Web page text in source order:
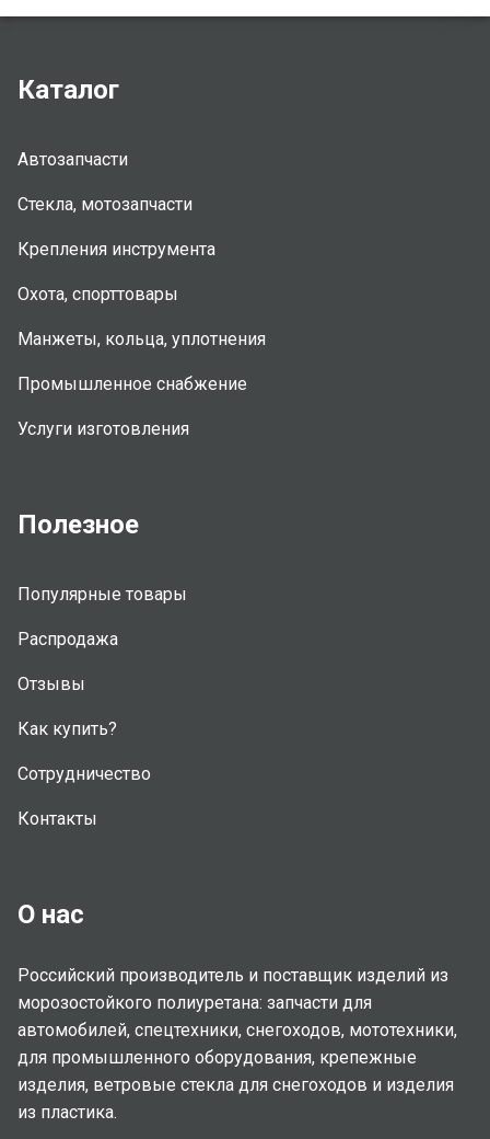
Каталог
Автозапчасти
Стекла, мотозапчасти
Крепления инструмента
Охота, спорттовары
Манжеты, кольца, уплотнения
Промышленное снабжение
Услуги изготовления
Полезное
Популярные товары
Распродажа
Отзывы
Как купить?
Сотрудничество
Контакты
О нас
Российский производитель и поставщик изделий из
морозостойкого полиуретана: запчасти для
автомобилей, спецтехники, снегоходов, мототехники,
для промышленного оборудования, крепежные
изделия, ветровые стекла для снегоходов и изделия
из пластика.